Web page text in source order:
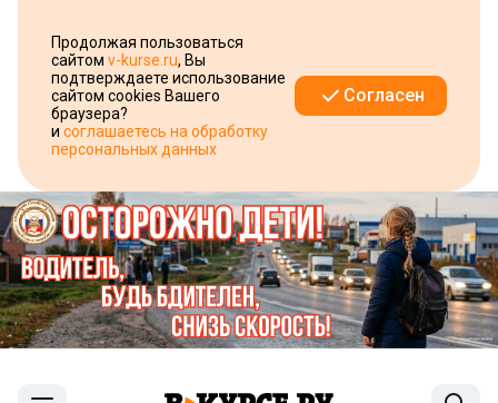
Продолжая пользоваться
сайтом v-kurse.ru, Вы
подтверждаете использование
сайтом cookies Вашего
браузера?
и соглашаетесь на обработку
персональных данных
Согласен